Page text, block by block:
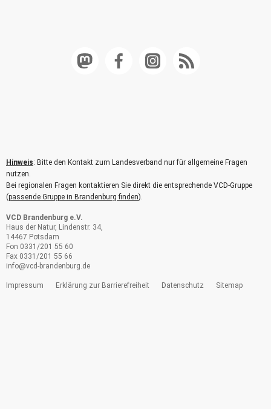
Hinweis: Bitte den Kontakt zum Landesverband nur für allgemeine Fragen
nutzen.
Bei regionalen Fragen kontaktieren Sie direkt die entsprechende VCD-Gruppe
(passende Gruppe in Brandenburg finden).
VCD Brandenburg e.V.
Haus der Natur, Lindenstr. 34,
14467 Potsdam
Fon 0331/201 55 60
Fax 0331/201 55 66
info@vcd-brandenburg.de
Impressum Erklärung zur Barrierefreiheit Datenschutz Sitemap